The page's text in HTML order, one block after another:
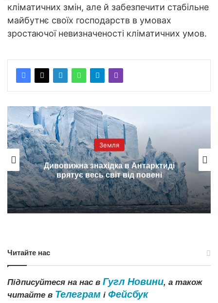
кліматичних змін, але й забезпечити стабільне
майбутнє своїх господарств в умовах
зростаючої невизначеності кліматичних умов.
Земля
Дивовижна знахідка в Антарктиді
врятує весь світ від повені
Читайте нас
Підписуйтеся на нас в Гугл Новини, а також
читайте в Телеграм і Фейсбук